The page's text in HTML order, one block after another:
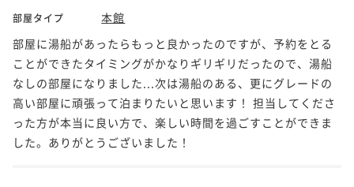
部屋タイプ
本館
部屋に湯船があったらもっと良かったのですが、予約をとる
ことができたタイミングがかなりギリギリだったので、湯船
なしの部屋になりました...次は湯船のある、更にグレードの
高い部屋に頑張って泊まりたいと思います！ 担当してくださ
った方が本当に良い方で、楽しい時間を過ごすことができま
した。ありがとうございました！